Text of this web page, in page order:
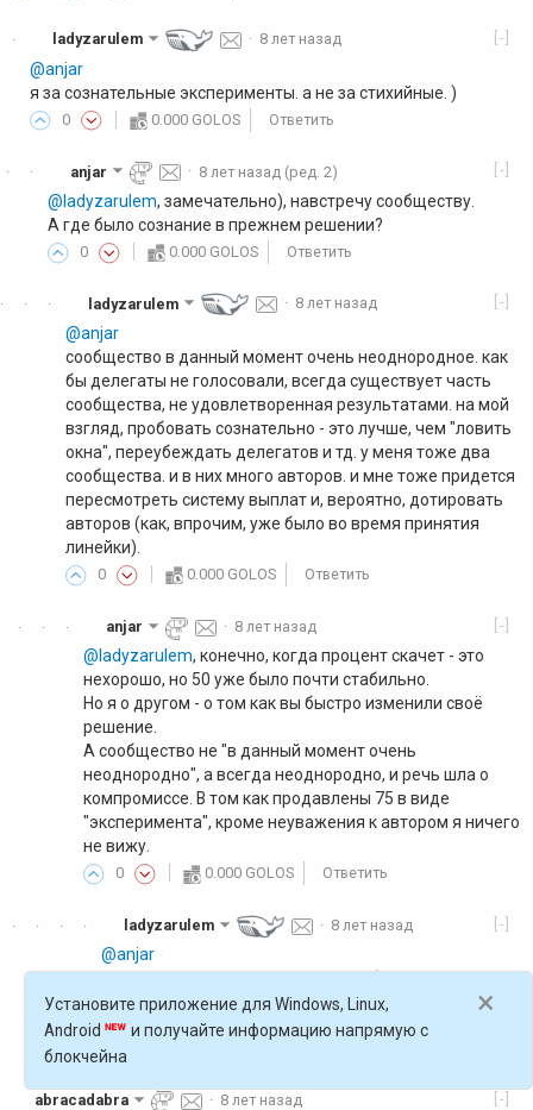
· [-]
ladyzarulem · 8 лет назад
@anjar
я за сознательные эксперименты. а не за стихийные. )
0 0.000 GOLOS Ответить
·
· [-]
anjar · 8 лет назад (ред. 2)
@ladyzarulem, замечательно), навстречу сообществу.
А где было сознание в прежнем решении?
0 0.000 GOLOS Ответить
·
·
· [-]
ladyzarulem · 8 лет назад
@anjar
сообщество в данный момент очень неоднородное. как
бы делегаты не голосовали, всегда существует часть
сообщества, не удовлетворенная результатами. на мой
взгляд, пробовать сознательно - это лучше, чем "ловить
окна", переубеждать делегатов и тд. у меня тоже два
сообщества. и в них много авторов. и мне тоже придется
пересмотреть систему выплат и, вероятно, дотировать
авторов (как, впрочим, уже было во время принятия
линейки).
0 0.000 GOLOS Ответить
·
·
· [-]
anjar · 8 лет назад
@ladyzarulem, конечно, когда процент скачет - это
нехорошо, но 50 уже было почти стабильно.
Но я о другом - о том как вы быстро изменили своё
решение.
А сообщество не "в данный момент очень
неоднородно", а всегда неоднородно, и речь шла о
компромиссе. В том как продавлены 75 в виде
"эксперимента", кроме неуважения к автором я ничего
не вижу.
0 0.000 GOLOS Ответить
·
·
·
· [-]
ladyzarulem · 8 лет назад
@anjar
ну что же, это ваше мнение. спасибо, что
поделились им.
0 0.000 GOLOS Ответить
[-]
abracadabra · 8 лет назад
×
Установите приложение для Windows, Linux,
Android
и получайте информацию напрямую с
блокчейна